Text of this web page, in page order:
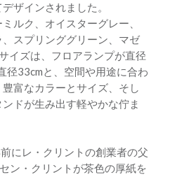
ザインされました。
ルク、オイスターグレー、
スプリンググリーン、マゼ
イズは、フロアランプが直径
径33cmと、空間や用途に合わ
富なカラーとサイズ、そし
ドが生み出す軽やかな佇ま
にレ・クリントの創業者の父
ン・クリントが茶色の厚紙を